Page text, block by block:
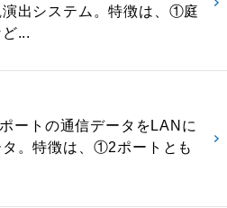
出システム。特徴は、①庭
...
ートの通信データをLANに
。特徴は、①2ポートとも